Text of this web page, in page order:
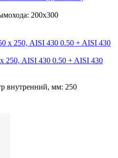
200х300
250, AISI 430 0.50 + AISI 430
внутренний, мм: 250